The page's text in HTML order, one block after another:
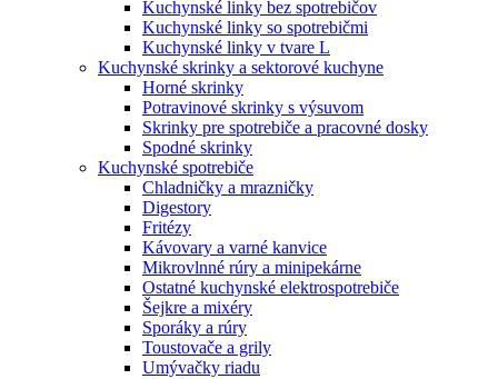
Kuchynské linky bez spotrebičov
Kuchynské linky so spotrebičmi
Kuchynské linky v tvare L
Kuchynské skrinky a sektorové kuchyne
Horné skrinky
Potravinové skrinky s výsuvom
Skrinky pre spotrebiče a pracovné dosky
Spodné skrinky
Kuchynské spotrebiče
Chladničky a mrazničky
Digestory
Fritézy
Kávovary a varné kanvice
Mikrovlnné rúry a minipekárne
Ostatné kuchynské elektrospotrebiče
Šejkre a mixéry
Sporáky a rúry
Toustovače a grily
Umývačky riadu